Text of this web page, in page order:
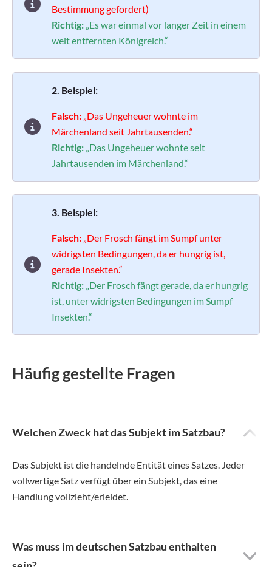
Bestimmung gefordert)
Richtig: „Es war einmal vor langer Zeit in einem
weit entfernten Königreich.“
2. Beispiel:
Falsch: „Das Ungeheuer wohnte im
Märchenland seit Jahrtausenden.“
Richtig: „Das Ungeheuer wohnte seit
Jahrtausenden im Märchenland.“
3. Beispiel:
Falsch: „Der Frosch fängt im Sumpf unter
widrigsten Bedingungen, da er hungrig ist,
gerade Insekten.“
Richtig: „Der Frosch fängt gerade, da er hungrig
ist, unter widrigsten Bedingungen im Sumpf
Insekten.“
Häufig gestellte Fragen
Welchen Zweck hat das Subjekt im Satzbau?
Das Subjekt ist die handelnde Entität eines Satzes. Jeder
vollwertige Satz verfügt über ein Subjekt, das eine
Handlung vollzieht/erleidet.
Was muss im deutschen Satzbau enthalten